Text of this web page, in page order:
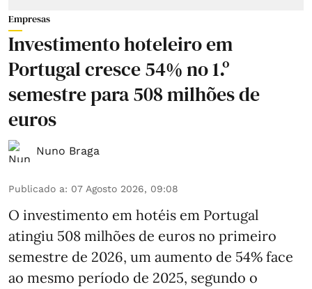
Empresas
Investimento hoteleiro em
Portugal cresce 54% no 1.º
semestre para 508 milhões de
euros
Nuno Braga
Publicado a: 07 Agosto 2026, 09:08
O investimento em hotéis em Portugal
atingiu 508 milhões de euros no primeiro
semestre de 2026, um aumento de 54% face
ao mesmo período de 2025, segundo o